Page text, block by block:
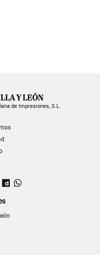
de Impresiones, S.L.
YouTubeDailymotion